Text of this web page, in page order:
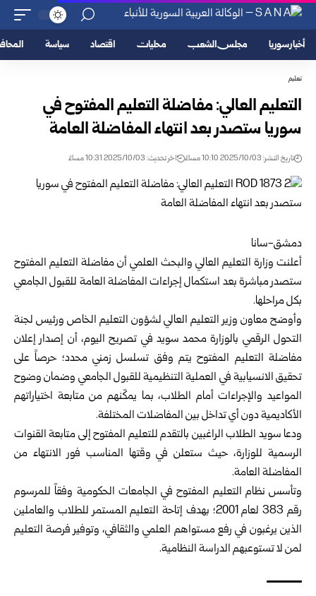
أخبار سوريا مجلس الشعب محليات اقتصاد سياسة
تعليم
التعليم العالي: مفاضلة التعليم المفتوح في
سوريا ستصدر بعد انتهاء المفاضلة العامة
تاريخ النشر: 2025/10/03 10:10 مساءً اخر تحديث: 2025/10/03 10:31 مساءً
دمشق-سانا
أعلنت وزارة التعليم العالي والبحث العلمي أن مفاضلة التعليم المفتوح
ستصدر مباشرة بعد استكمال إجراءات المفاضلة العامة للقبول الجامعي
بكل مراحلها.
وأوضح معاون وزير التعليم العالي لشؤون التعليم الخاص ورئيس لجنة
التحول الرقمي بالوزارة محمد سويد في تصريح اليوم، أن إصدار إعلان
مفاضلة التعليم المفتوح يتم وفق تسلسل زمني محدد؛ حرصاً على
تحقيق الانسيابية في العملية التنظيمية للقبول الجامعي وضمان وضوح
المواعيد والإجراءات أمام الطلاب، بما يمكّنهم من متابعة اختياراتهم
الأكاديمية دون أي تداخل بين المفاضلات المختلفة.
ودعا سويد الطلاب الراغبين بالتقدم للتعليم المفتوح إلى متابعة القنوات
الرسمية للوزارة، حيث ستعلن في وقتها المناسب فور الانتهاء من
المفاضلة العامة.
وتأسس نظام التعليم المفتوح في الجامعات الحكومية وفقاً للمرسوم
رقم 383 لعام 2001؛ بهدف إتاحة التعليم المستمر للطلاب والعاملين
الذين يرغبون في رفع مستواهم العلمي والثقافي، وتوفير فرصة التعليم
لمن لا تستوعبهم الدراسة النظامية.